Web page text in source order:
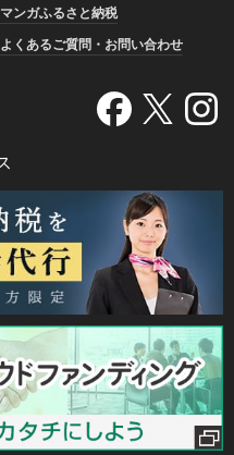
マンガふるさと納税
よくあるご質問・お問い合わせ